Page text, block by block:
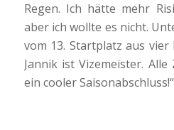
Regen. Ich hätte mehr
aber ich wollte es nicht.
vom 13. Startplatz aus
Jannik ist Vizemeister.
ein cooler Saisonabschluss!“